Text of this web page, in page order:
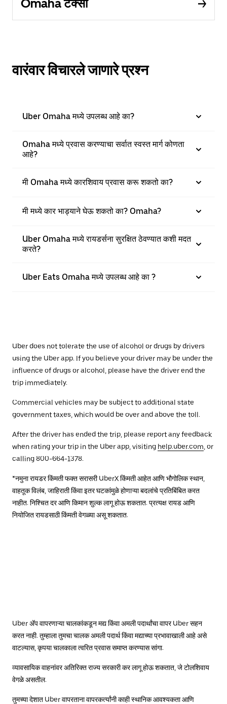
Omaha टॅक्सी
वारंवार विचारले जाणारे प्रश्न
Uber Omaha मध्ये उपलब्ध आहे का?
Omaha मध्ये प्रवास करण्याचा सर्वात स्वस्त मार्ग कोणता
आहे?
मी Omaha मध्ये कारशिवाय प्रवास करू शकतो का?
मी मध्ये कार भाड्याने घेऊ शकतो का? Omaha?
Uber Omaha मध्ये रायडर्सना सुरक्षित ठेवण्यात कशी मदत
करते?
Uber Eats Omaha मध्ये उपलब्ध आहे का ?
Uber does not tolerate the use of alcohol or drugs by drivers
using the Uber app. If you believe your driver may be under the
influence of drugs or alcohol, please have the driver end the
trip immediately.
Commercial vehicles may be subject to additional state
government taxes, which would be over and above the toll.
After the driver has ended the trip, please report any feedback
when rating your trip in the Uber app, visiting help.uber.com , or
calling 800-664-1378.
*नमुना रायडर किंमती फक्त सरासरी UberX किंमती आहेत आणि भौगोलिक स्थान,
वाहतूक विलंब, जाहिराती किंवा इतर घटकांमुळे होणाऱ्या बदलांचे प्रतिबिंबित करत
नाहीत. निश्चित दर आणि किमान शुल्क लागू होऊ शकतात. प्रत्यक्ष रायड आणि
नियोजित रायडसाठी किंमती वेगळ्या असू शकतात.
Uber अ‍ॅप वापरणाऱ्या चालकांकडून मद्य किंवा अमली पदार्थांचा वापर Uber सहन
करत नाही. तुम्हाला तुमचा चालक अमली पदार्थ किंवा मद्याच्या प्रभावाखाली आहे असे
वाटल्यास, कृपया चालकाला त्वरित प्रवास समाप्त करण्यास सांगा.
व्यावसायिक वाहनांवर अतिरिक्त राज्य सरकारी कर लागू होऊ शकतात, जे टोलशिवाय
वेगळे असतील.
तुमच्या देशात Uber वापरताना वापरकर्त्यांनी काही स्थानिक आवश्यकता आणि